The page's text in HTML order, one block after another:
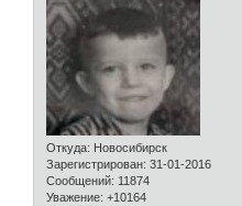
Откуда: Новосибирск
Зарегистрирован: 31-01-2016
Сообщений: 11874
Уважение: +10164